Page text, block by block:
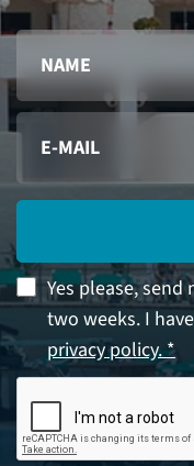
Yes please,
two weeks. I
privacy policy. *